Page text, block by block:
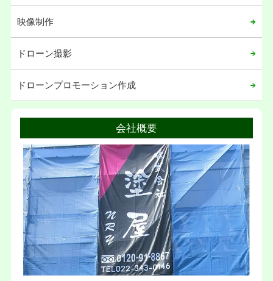
映像制作
ドローン撮影
ドローンプロモーション作成
会社概要